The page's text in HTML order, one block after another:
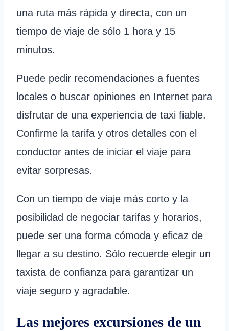
una ruta más rápida y directa, con un
tiempo de viaje de sólo 1 hora y 15
minutos.
Puede pedir recomendaciones a fuentes
locales o buscar opiniones en Internet para
disfrutar de una experiencia de taxi fiable.
Confirme la tarifa y otros detalles con el
conductor antes de iniciar el viaje para
evitar sorpresas.
Con un tiempo de viaje más corto y la
posibilidad de negociar tarifas y horarios,
puede ser una forma cómoda y eficaz de
llegar a su destino. Sólo recuerde elegir un
taxista de confianza para garantizar un
viaje seguro y agradable.
Las mejores excursiones de un